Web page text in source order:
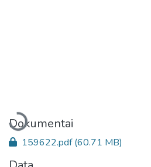
Įkeliama...
Dokumentai
159622.pdf(60.71 MB)